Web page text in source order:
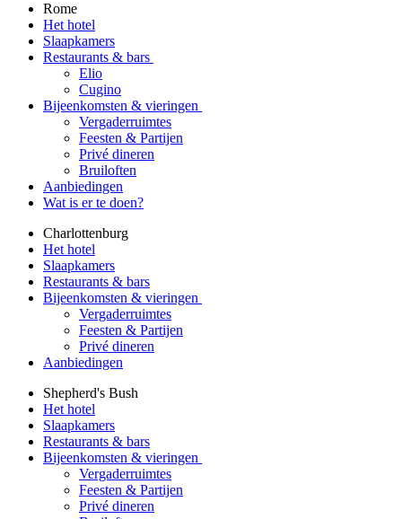
Rome
Het hotel
Slaapkamers
Restaurants & bars
Elio
Cugino
Bijeenkomsten & vieringen
Vergaderruimtes
Feesten & Partijen
Privé dineren
Bruiloften
Aanbiedingen
Wat is er te doen?
Charlottenburg
Het hotel
Slaapkamers
Restaurants & bars
Bijeenkomsten & vieringen
Vergaderruimtes
Feesten & Partijen
Privé dineren
Aanbiedingen
Shepherd's Bush
Het hotel
Slaapkamers
Restaurants & bars
Bijeenkomsten & vieringen
Vergaderruimtes
Feesten & Partijen
Privé dineren